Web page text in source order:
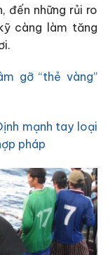
đến những rủi ro
càng làm tăng
gỡ “thẻ vàng”
mạnh tay loại
pháp